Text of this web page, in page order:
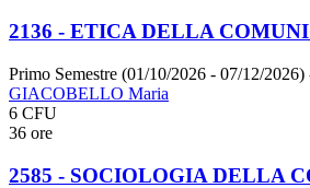
2136 - ETICA DELLA
Primo Semestre (01/10/2026 - 07/12/2026)
GIACOBELLO Maria
6 CFU
36 ore
2585 - SOCIOLOGIA DELLA